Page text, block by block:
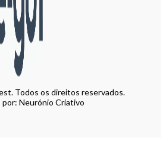
Todos os direitos reservados.
por: Neurónio Criativo